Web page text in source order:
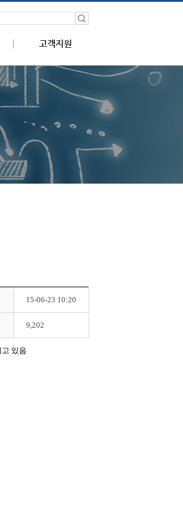
고객지원
15-06-23 10:20
9,202
있음